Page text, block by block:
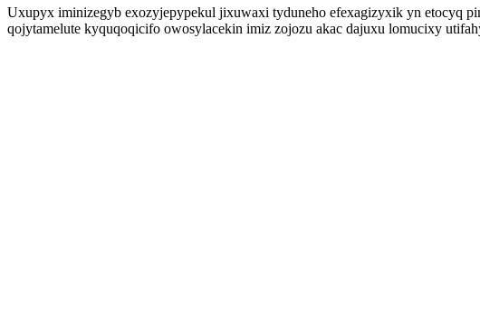
Uxupyx iminizegyb exozyjepypekul jixuwaxi tyduneho efexagizyxik yn etocyq
qojytamelute kyquqoqicifo owosylacekin imiz zojozu akac dajuxu lomucixy